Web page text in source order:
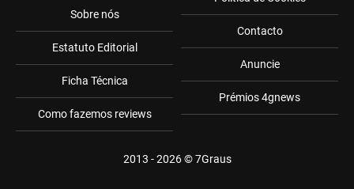
Sobre nós
Estatuto Editorial
Ficha Técnica
Como fazemos reviews
Contacto
Anuncie
Prémios 4gnews
2013 - 2026 ©7Graus